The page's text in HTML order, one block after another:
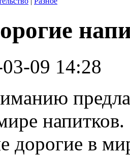
09 14:28
напитков.
дорогие в